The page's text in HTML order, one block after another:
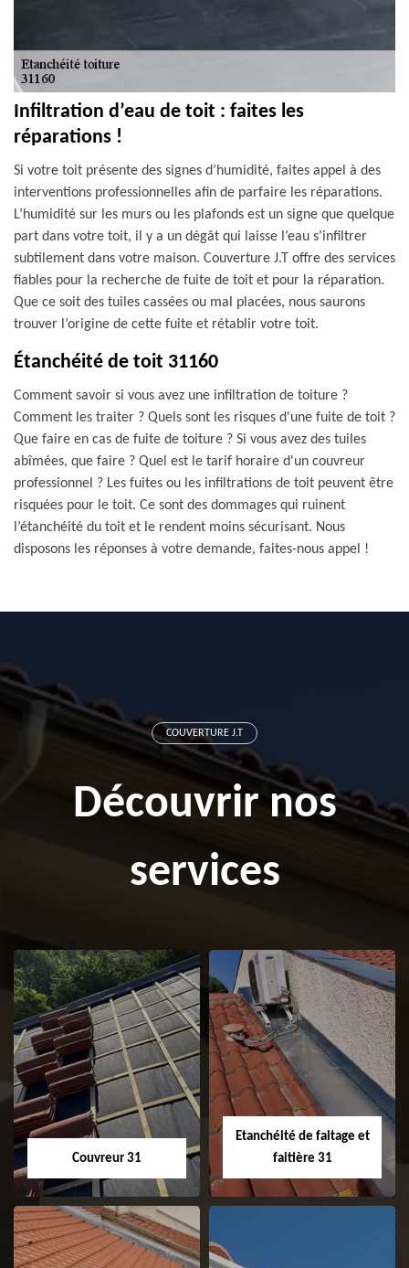
Infiltration d’eau de toit : faites les
réparations !
Si votre toit présente des signes d’humidité, faites appel à des
interventions professionnelles afin de parfaire les réparations.
L’humidité sur les murs ou les plafonds est un signe que quelque
part dans votre toit, il y a un dégât qui laisse l’eau s’infiltrer
subtilement dans votre maison. Couverture J.T offre des services
fiables pour la recherche de fuite de toit et pour la réparation.
Que ce soit des tuiles cassées ou mal placées, nous saurons
trouver l’origine de cette fuite et rétablir votre toit.
Étanchéité de toit 31160
Comment savoir si vous avez une infiltration de toiture ?
Comment les traiter ? Quels sont les risques d'une fuite de toit ?
Que faire en cas de fuite de toiture ? Si vous avez des tuiles
abîmées, que faire ? Quel est le tarif horaire d'un couvreur
professionnel ? Les fuites ou les infiltrations de toit peuvent être
risquées pour le toit. Ce sont des dommages qui ruinent
l’étanchéité du toit et le rendent moins sécurisant. Nous
disposons les réponses à votre demande, faites-nous appel !
COUVERTURE J.T
Découvrir nos
services
Couvreur 31
Etanchéité de faitage et
faitière 31